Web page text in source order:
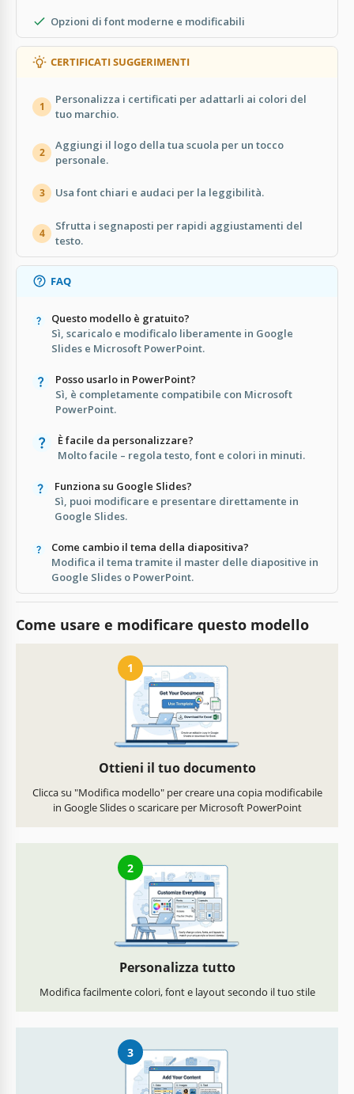
Opzioni di font moderne e modificabili
CERTIFICATI SUGGERIMENTI
1
Personalizza i certificati per adattarli ai colori del
tuo marchio.
2
Aggiungi il logo della tua scuola per un tocco
personale.
3 Usa font chiari e audaci per la leggibilità.
4
Sfrutta i segnaposti per rapidi aggiustamenti del
testo.
FAQ
Questo modello è gratuito?
Sì, scaricalo e modificalo liberamente in Google
Slides e Microsoft PowerPoint.
Posso usarlo in PowerPoint?
Sì, è completamente compatibile con Microsoft
PowerPoint.
È facile da personalizzare?
Molto facile – regola testo, font e colori in minuti.
Funziona su Google Slides?
Sì, puoi modificare e presentare direttamente in
Google Slides.
Come cambio il tema della diapositiva?
Modifica il tema tramite il master delle diapositive in
Google Slides o PowerPoint.
Come usare e modificare questo modello
1
Ottieni il tuo documento
Clicca su "Modifica modello" per creare una copia modificabile
in Google Slides o scaricare per Microsoft PowerPoint
2
Personalizza tutto
Modifica facilmente colori, font e layout secondo il tuo stile
3